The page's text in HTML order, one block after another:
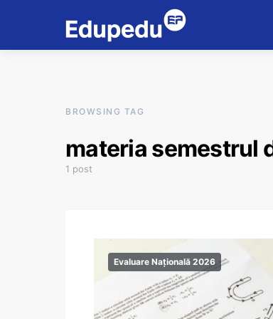
BROWSING TAG
materia semestrul
1 post
Evaluare Națională 2026